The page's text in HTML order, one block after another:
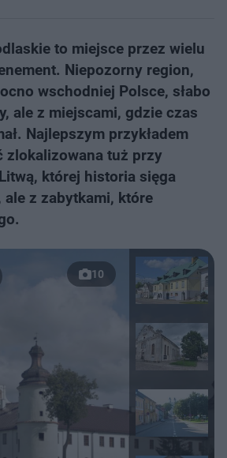
to miejsce przez wielu
Niepozorny region,
wschodniej Polsce, słabo
ale z miejscami, gdzie czas
Najlepszym przykładem
zlokalizowana tuż przy
której historia sięga
ale z zabytkami, które
10